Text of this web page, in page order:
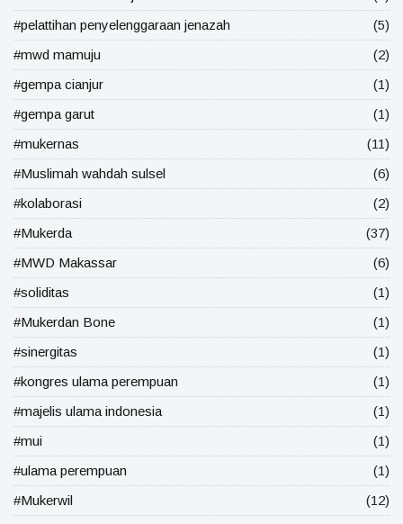
#pelattihan penyelenggaraan jenazah
(5)
#mwd mamuju
(2)
#gempa cianjur
(1)
#gempa garut
(1)
#mukernas
(11)
#Muslimah wahdah sulsel
(6)
#kolaborasi
(2)
#Mukerda
(37)
#MWD Makassar
(6)
#soliditas
(1)
#Mukerdan Bone
(1)
#sinergitas
(1)
#kongres ulama perempuan
(1)
#majelis ulama indonesia
(1)
#mui
(1)
#ulama perempuan
(1)
#Mukerwil
(12)